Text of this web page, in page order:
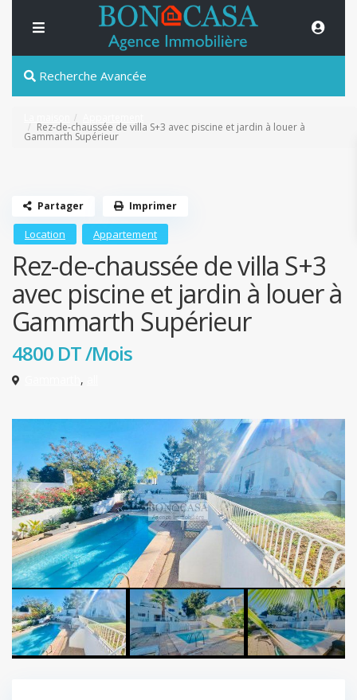
Recherche Avancée
Rez-de-chaussée de villa S+3 avec piscine et jardin à louer à
Gammarth Supérieur
Location Appartement
Rez-de-chaussée de villa S+3
avec piscine et jardin à louer à
Gammarth Supérieur
4800 DT/Mois
,
Partager Imprimer